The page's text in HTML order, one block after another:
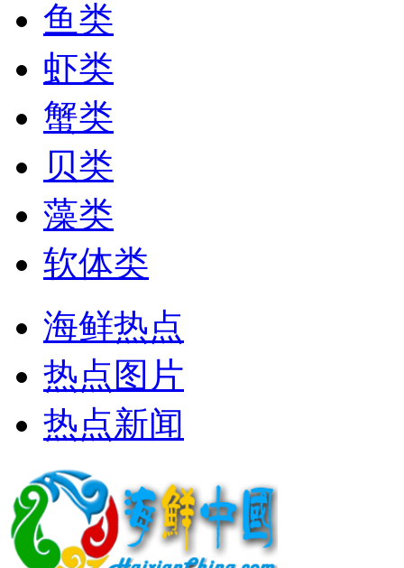
鱼类
虾类
蟹类
贝类
藻类
软体类
海鲜热点
热点图片
热点新闻